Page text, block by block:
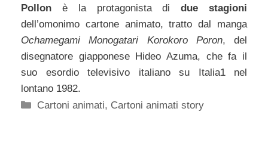
Pollon è la protagonista didue stagioni
dell’omonimo cartone animato, tratto dal manga
Ochamegami Monogatari Korokoro Poron, del
disegnatore giapponese Hideo Azuma, che fa il
suo esordio televisivo italiano su Italia1 nel
lontano 1982.
Categorie
Cartoni animati, Cartoni animati story